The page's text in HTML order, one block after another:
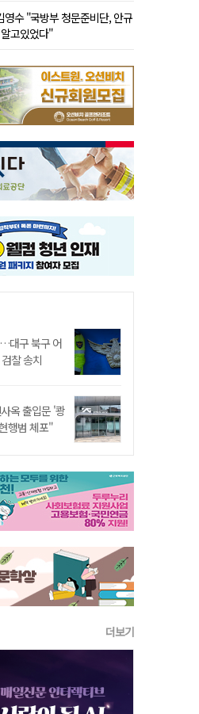
영수 "국방부 청문준비단, 안규
고있었다"
대구 북구 어
찰 송치
옥 출입문 '쾅
행범 체포"
더보기